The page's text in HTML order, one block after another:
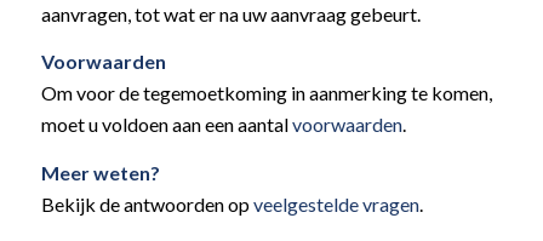
aanvragen, tot wat er na uw aanvraag gebeurt.
Voorwaarden
Om voor de tegemoetkoming in aanmerking te komen,
moet u voldoen aan een aantalvoorwaarden.
Meer weten?
Bekijk de antwoorden opveelgestelde vragen.